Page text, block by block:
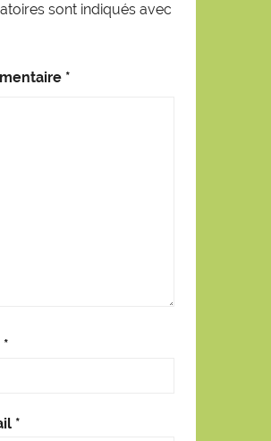
sont indiqués avec
*
*
*